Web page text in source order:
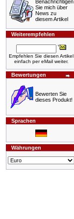
Benachrichtigen
Sie mich über
News zu
diesem Artikel
Weiterempfehlen
Empfehlen Sie diesen Artikel
einfach per eMail weiter.
Bewertungen
Bewerten Sie
dieses Produkt!
Sprachen
Währungen